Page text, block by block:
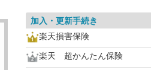
加入・更新手続き
楽天損害保険
楽天 超かんたん保険